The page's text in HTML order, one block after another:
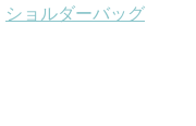
ショルダーバッグ